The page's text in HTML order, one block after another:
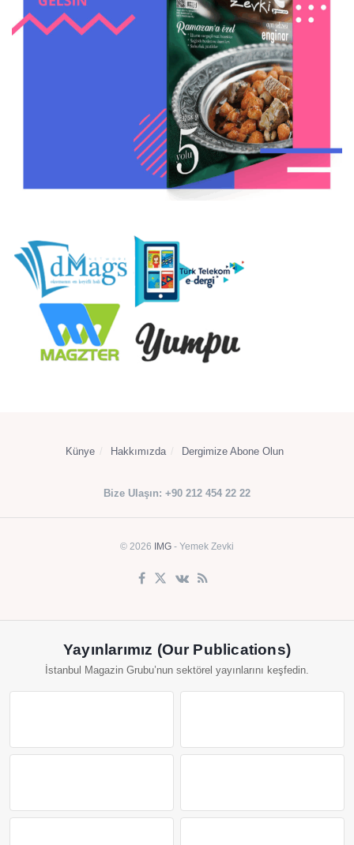
Künye Hakkımızda Dergimize Abone Olun
Bize Ulaşın: +90 212 454 22 22
© 2026 IMG - Yemek Zevki
Yayınlarımız (Our Publications)
İstanbul Magazin Grubu’nun sektörel yayınlarını keşfedin.